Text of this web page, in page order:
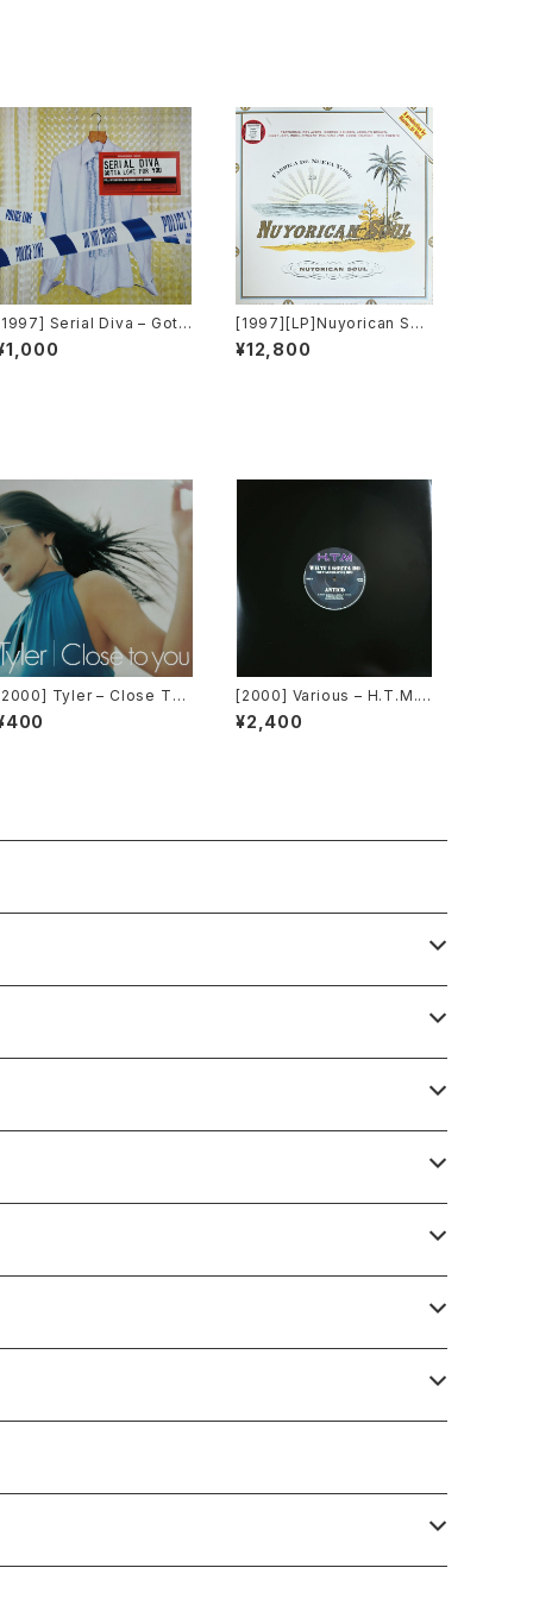
Serial Diva – Gott
Love For You [Sound O
Ministry]
[1997][LP]Nuyorican Sou
l – Nuyorican Soul [Talki
n' Loud][2枚組]
¥12,800
Tyler – Close To
[Belo Records]
[2000] Various – H.T.M. /
Back To "Disco" Reques
t 00.00.13 [Avex Trax]
¥2,400